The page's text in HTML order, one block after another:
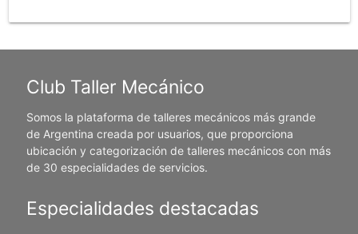
Club Taller Mecánico
Somos la plataforma de talleres mecánicos más grande
de Argentina creada por usuarios, que proporciona
ubicación y categorización de talleres mecánicos con más
de 30 especialidades de servicios.
Especialidades destacadas